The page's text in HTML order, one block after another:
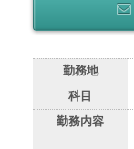
勤務地
科目
勤務内容